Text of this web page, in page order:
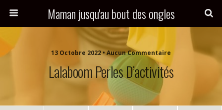
Maman jusqu'au bout des ongles
13 Octobre 2022 • Aucun Commentaire
Lalaboom Perles D’activités